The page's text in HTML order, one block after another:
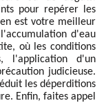
pour repérer les
est votre meilleur
d'eau
où les conditions
l'application d'un
judicieuse.
les déperditions
Enfin, faites appel